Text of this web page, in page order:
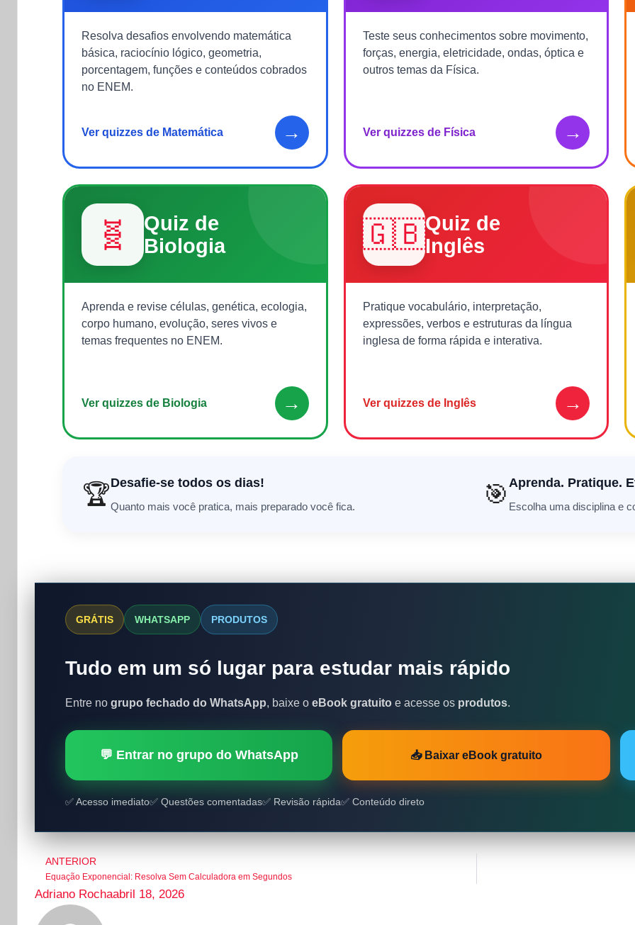
Resolva desafios envolvendo matemática
básica, raciocínio lógico, geometria,
porcentagem, funções e conteúdos cobrados
no ENEM.
Ver quizzes de Matemática →
Teste seus conhecimentos sobre movimento,
forças, energia, eletricidade, ondas, óptica e
outros temas da Física.
Ver quizzes de Física →
🧬
Quiz de
Biologia
Aprenda e revise células, genética, ecologia,
corpo humano, evolução, seres vivos e
temas frequentes no ENEM.
Ver quizzes de Biologia →
🇬🇧Quiz de
Inglês
Pratique vocabulário, interpretação,
expressões, verbos e estruturas da língua
inglesa de forma rápida e interativa.
Ver quizzes de Inglês →
🏆Desafie-se todos os dias!
Quanto mais você pratica, mais preparado você fica. 🎯 Aprenda. Pratique.
Escolha uma disciplina e
GRÁTIS WHATSAPP PRODUTOS
Tudo em um só lugar para estudar mais rápido
Entre no grupo fechado do WhatsApp, baixe o eBook gratuito e acesse os produtos.
💬 Entrar no grupo do WhatsApp 📥 Baixar eBook gratuito
✅ Acesso imediato✅ Questões comentadas✅ Revisão rápida✅ Conteúdo direto
ANTERIOR
Equação Exponencial: Resolva Sem Calculadora em Segundos
Adriano Rochaabril 18, 2026